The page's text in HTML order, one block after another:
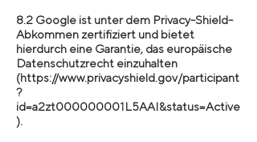
8.2 Google ist unter dem Privacy-Shield-
Abkommen zertifiziert und bietet
hierdurch eine Garantie, das europäische
Datenschutzrecht einzuhalten
(https://www.privacyshield.gov/participant
?
id=a2zt000000001L5AAI&status=Active
).